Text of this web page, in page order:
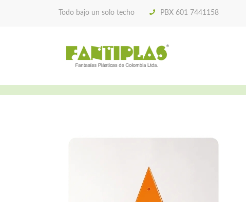
Todo bajo un solo techo PBX 601 7441158